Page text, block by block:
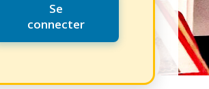
Se
connecter